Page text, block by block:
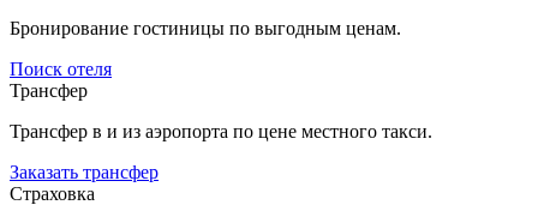
Бронирование гостиницы по выгодным ценам.
Поиск отеля
Трансфер
Трансфер в и из аэропорта по цене местного такси.
Заказать трансфер
Страховка